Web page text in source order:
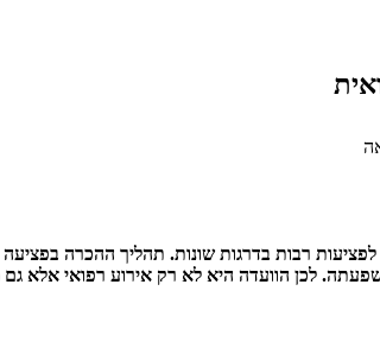
רבות בדרגות שונות. תהליך ההכרה
לכן הוועדה היא לא רק אירוע רפואי אלא